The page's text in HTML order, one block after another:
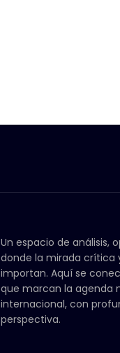
Un espacio de análisis,
donde la mirada crítica
importan. Aquí se
que marcan la agenda
internacional, con
perspectiva.